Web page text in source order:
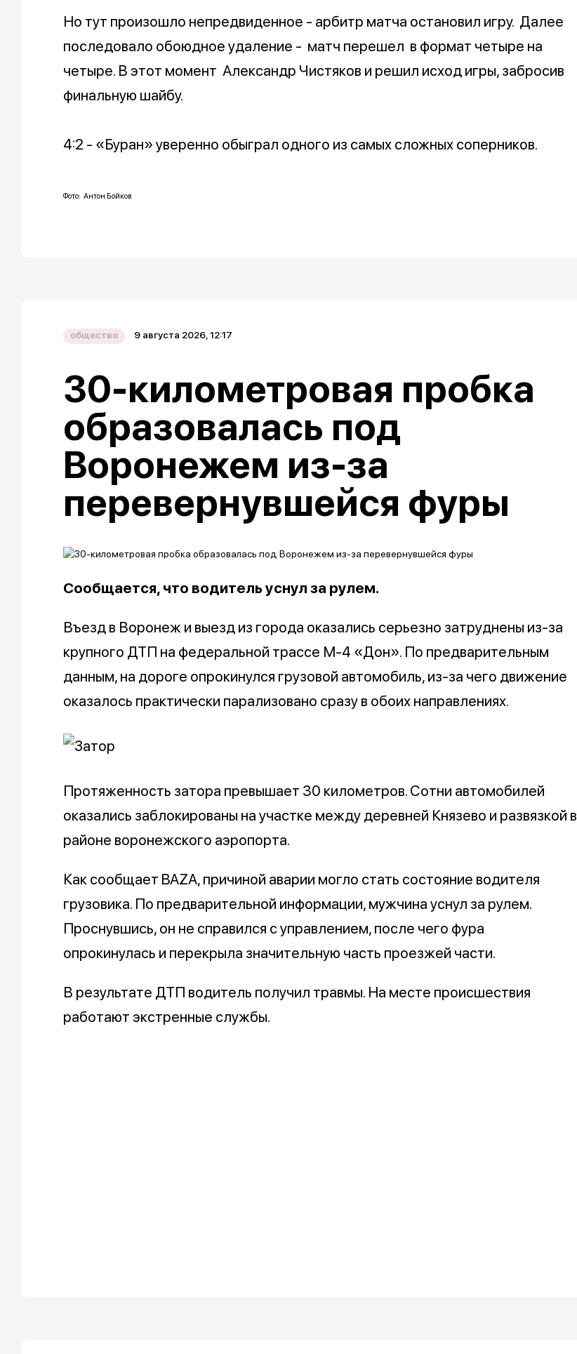
Но тут произошло непредвиденное - арбитр матча остановил игру. Далее
последовало обоюдное удаление - матч перешел в формат четыре на
четыре. В этот момент Александр Чистяков и решил исход игры, забросив
финальную шайбу.
4:2 - «Буран» уверенно обыграл одного из самых сложных соперников.
Фото: Антон Бойков
общество 9 августа 2026, 12:17
30-километровая пробка
образовалась под
Воронежем из-за
перевернувшейся фуры
Сообщается, что водитель уснул за рулем.
Въезд в Воронеж и выезд из города оказались серьезно затруднены из-за
крупного ДТП на федеральной трассе М-4 «Дон». По предварительным
данным, на дороге опрокинулся грузовой автомобиль, из-за чего движение
оказалось практически парализовано сразу в обоих направлениях.
Протяженность затора превышает 30 километров. Сотни автомобилей
оказались заблокированы на участке между деревней Князево и развязкой в
районе воронежского аэропорта.
Как сообщает BAZA, причиной аварии могло стать состояние водителя
грузовика. По предварительной информации, мужчина уснул за рулем.
Проснувшись, он не справился с управлением, после чего фура
опрокинулась и перекрыла значительную часть проезжей части.
В результате ДТП водитель получил травмы. На месте происшествия
работают экстренные службы.